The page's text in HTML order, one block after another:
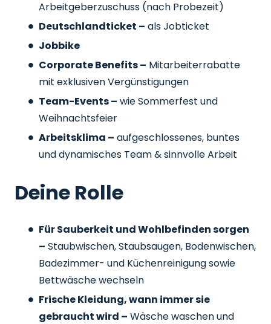
Arbeitgeberzuschuss (nach Probezeit)
Deutschlandticket – als Jobticket
Jobbike
Corporate Benefits – Mitarbeiterrabatte
mit exklusiven Vergünstigungen
Team-Events – wie Sommerfest und
Weihnachtsfeier
Arbeitsklima – aufgeschlossenes, buntes
und dynamisches Team & sinnvolle Arbeit
Deine Rolle
Für Sauberkeit und Wohlbefinden sorgen
– Staubwischen, Staubsaugen, Bodenwischen,
Badezimmer- und Küchenreinigung sowie
Bettwäsche wechseln
Frische Kleidung, wann immer sie
gebraucht wird – Wäsche waschen und